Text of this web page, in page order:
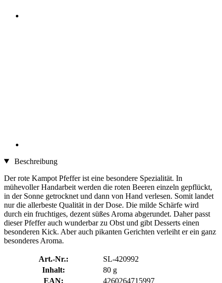
Beschreibung
Der rote Kampot Pfeffer ist eine besondere Spezialität. In
mühevoller Handarbeit werden die roten Beeren einzeln gepflückt,
in der Sonne getrocknet und dann von Hand verlesen. Somit landet
nur die allerbeste Qualität in der Dose. Die milde Schärfe wird
durch ein fruchtiges, dezent süßes Aroma abgerundet. Daher passt
dieser Pfeffer auch wunderbar zu Obst und gibt Desserts einen
besonderen Kick. Aber auch pikanten Gerichten verleiht er ein ganz
besonderes Aroma.
Art.-Nr.:
SL-420992
Inhalt:
80 g
EAN:
4260264715997